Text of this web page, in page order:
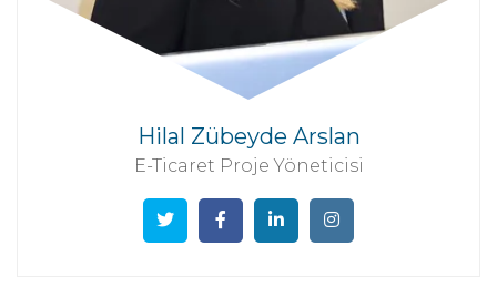
Hilal Zübeyde Arslan
E-Ticaret Proje Yöneticisi